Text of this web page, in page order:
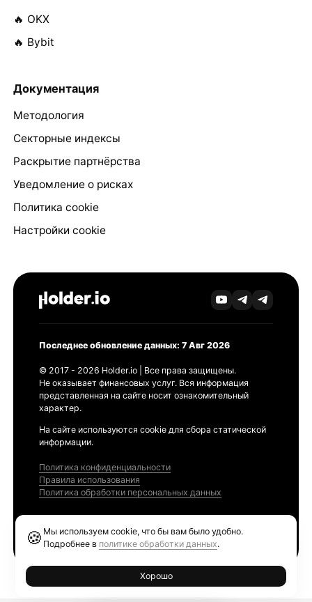
🔥 OKX
🔥 Bybit
Документация
Методология
Секторные индексы
Раскрытие партнёрства
Уведомление о рисках
Политика cookie
Настройки cookie
Последнее обновление данных: 7 Авг 2026
© 2017 - 2026 Holder.io | Все права защищены.
Не оказывает финансовых услуг. Вся информация
представленная на сайте носит ознакомительный
характер.
На сайте используются cookie для сбора статической
информации.
Политика конфиденциальности
Правила использования
Политика обработки персональных данных
🍪 Мы используем cookie, что бы вам было удобно.
Подробнее в политике обработки данных.
Хорошо
Ethereum GAS Tracker